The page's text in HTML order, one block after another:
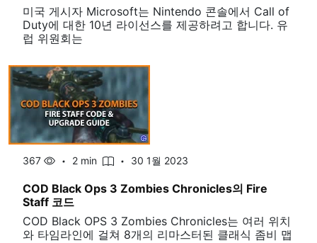
미국 게시자 Microsoft는 Nintendo 콘솔에서 Call of
Duty에 대한 10년 라이선스를 제공하려고 합니다. 유
럽 ​​위원회는
367 2 min 30 1월 2023
COD Black Ops 3 Zombies Chronicles의 Fire
Staff 코드
COD Black OPS 3 Zombies Chronicles는 여러 위치
와 타임라인에 걸쳐 8개의 리마스터된 클래식 좀비 맵